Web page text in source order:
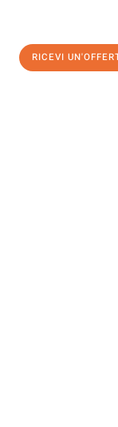
RICEVI